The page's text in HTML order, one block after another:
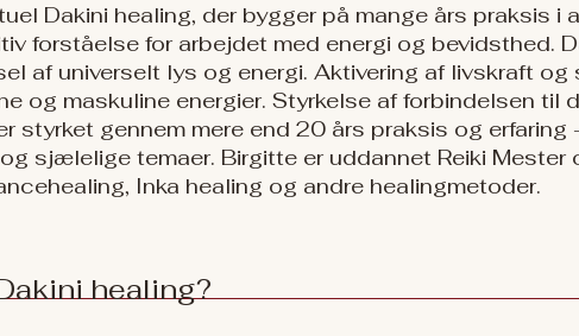
Dakini healing, der bygger på mange års praksis i
forståelse for arbejdet med energi og bevidsthed.
af universelt lys og energi. Aktivering af livskraft og
og maskuline energier. Styrkelse af forbindelsen til
styrket gennem mere end 20 års praksis og
sjælelige temaer. Birgitte er uddannet Reiki Mester
Inka healing og andre healingmetoder.
healing?